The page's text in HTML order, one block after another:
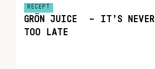
RECEPT
GRÖN JUICE – IT’S NEVER
TOO LATE